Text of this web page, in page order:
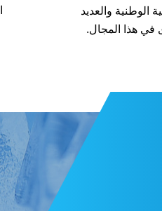
الوطنية والعديد
في هذا المجال.